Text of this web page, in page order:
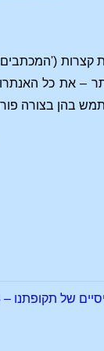
('המכתבים')
– את כל
בהן בצורה
של תקופתנו – 03